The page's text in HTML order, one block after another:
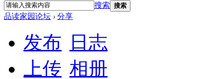
搜索 搜索
品读家园论坛 › 分享
发布
日志
上传 相册